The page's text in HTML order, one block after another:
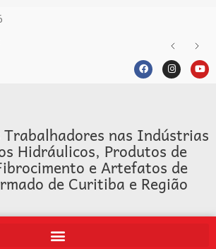
nas Indústrias
Hidráulicos, Produtos de
e Artefatos de
de Curitiba e Região